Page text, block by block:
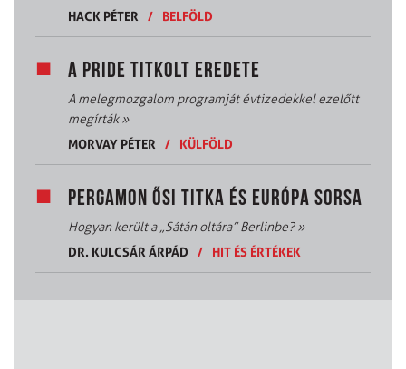
HACK PÉTER
/ BELFÖLD
A PRIDE TITKOLT EREDETE
A melegmozgalom programját évtizedekkel ezelőtt
megírták»
MORVAY PÉTER
/ KÜLFÖLD
PERGAMON ŐSI TITKA ÉS EURÓPA SORSA
Hogyan került a „Sátán oltára” Berlinbe?»
DR. KULCSÁR ÁRPÁD
/ HIT ÉS ÉRTÉKEK